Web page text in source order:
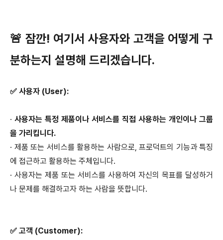
🚨 잠깐! 여기서 사용자와 고객을 어떻게 구
분하는지 설명해 드리겠습니다.
✅ 사용자 (User):
· 사용자는 특정 제품이나 서비스를 직접 사용하는 개인이나 그룹
을 가리킵니다.
· 제품 또는 서비스를 활용하는 사람으로, 프로덕트의 기능과 특징
에 접근하고 활용하는 주체입니다.
· 사용자는 제품 또는 서비스를 사용하여 자신의 목표를 달성하거
나 문제를 해결하고자 하는 사람을 뜻합니다.
✅ 고객 (Customer):